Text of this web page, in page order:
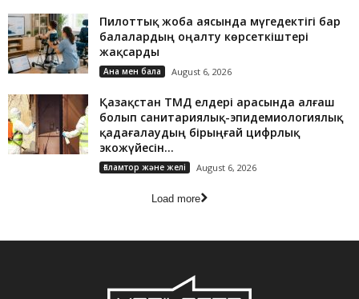
Пилоттық жоба аясында мүгедектігі бар
балалардың оңалту көрсеткіштері
жақсарды
Ана мен бала August 6, 2026
Қазақстан ТМД елдері арасында алғаш
болып санитариялық-эпидемиологиялық
қадағалаудың бірыңғай цифрлық
экожүйесін...
Ғаламтор және желі August 6, 2026
Load more